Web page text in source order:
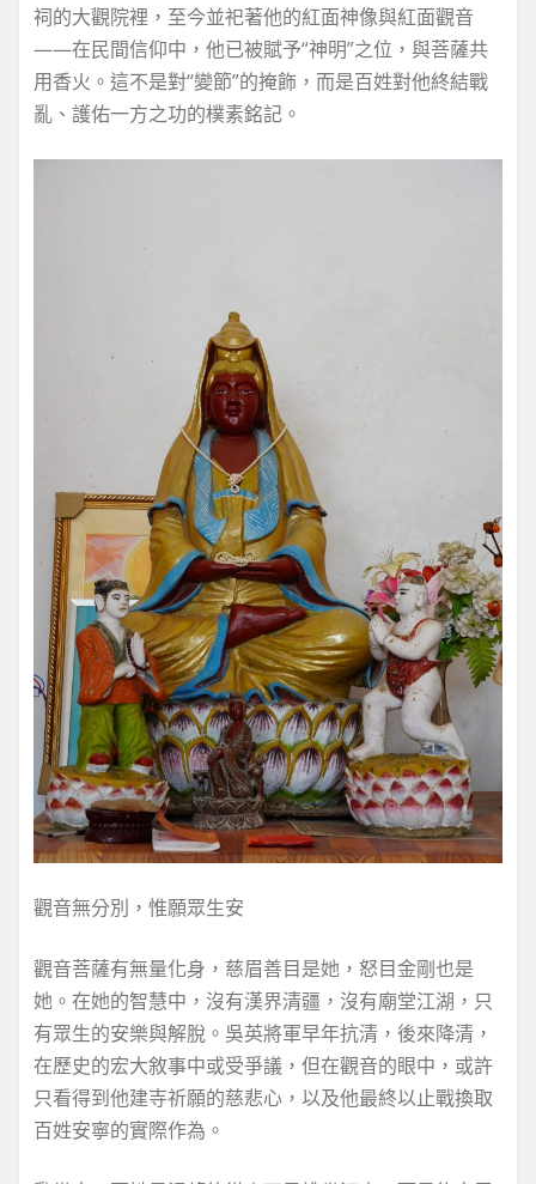
祠的大觀院裡，至今並祀著他的紅面神像與紅面觀音
——在民間信仰中，他已被賦予“神明”之位，與菩薩共
用香火。這不是對“變節”的掩飾，而是百姓對他終結戰
亂、護佑一方之功的樸素銘記。
觀音無分別，惟願眾生安
觀音菩薩有無量化身，慈眉善目是她，怒目金剛也是
她。在她的智慧中，沒有漢界清疆，沒有廟堂江湖，只
有眾生的安樂與解脫。吳英將軍早年抗清，後來降清，
在歷史的宏大敘事中或受爭議，但在觀音的眼中，或許
只看得到他建寺祈願的慈悲心，以及他最終以止戰換取
百姓安寧的實際作為。